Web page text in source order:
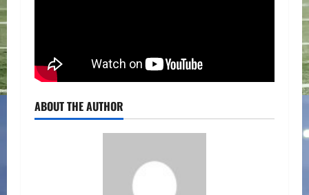
ABOUT THE AUTHOR